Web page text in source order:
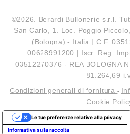
©2026, Berardi Bullonerie s.r.l.
San Carlo, 1. Loc. Poggio
(Bologna) - Italia | C.F.
00628991200 | Iscr. Reg.
03512270376 - REA BOLOGNA
81.264,69 i.v.
Condizioni generali di fornitura-
Cookie
Informativa sulla raccolta
Le tue preferenze relative alla privacy